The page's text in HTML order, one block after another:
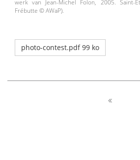
werk van Jean-Michel Folon, 2005. Saint-
Frébutte © AWaP).
photo-contest.pdf 99 ko